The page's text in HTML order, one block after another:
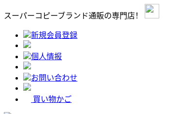
スーパーコピーブランド通販の専門店！
新規会員登録
個人情报
お問い合わせ
買い物かご